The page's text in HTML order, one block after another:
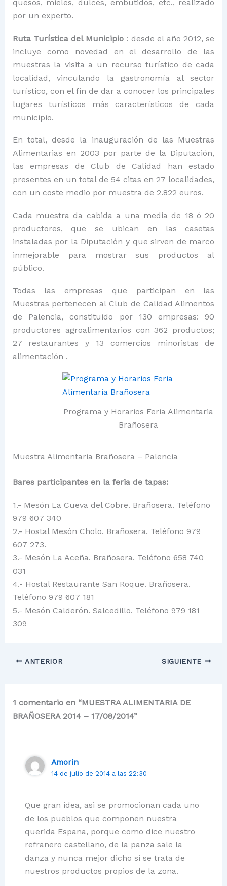
quesos, mieles, dulces, embutidos, etc., realizado
por un experto.
Ruta Turística del Municipio: desde el año 2012, se
incluye como novedad en el desarrollo de las
muestras la visita a un recurso turístico de cada
localidad, vinculando la gastronomía al sector
turístico, con el fin de dar a conocer los principales
lugares turísticos más característicos de cada
municipio.
En total, desde la inauguración de las Muestras
Alimentarias en 2003 por parte de la Diputación,
las empresas de Club de Calidad han estado
presentes en un total de 54 citas en 27 localidades,
con un coste medio por muestra de 2.822 euros.
Cada muestra da cabida a una media de 18 ó 20
productores, que se ubican en las casetas
instaladas por la Diputación y que sirven de marco
inmejorable para mostrar sus productos al
público.
Todas las empresas que participan en las
Muestras pertenecen al Club de Calidad Alimentos
de Palencia, constituido por 130 empresas: 90
productores agroalimentarios con 362 productos;
27 restaurantes y 13 comercios minoristas de
alimentación .
Programa y Horarios Feria Alimentaria
Brañosera
Muestra Alimentaria Brañosera – Palencia
Bares participantes en la feria de tapas:
1.- Mesón La Cueva del Cobre. Brañosera. Teléfono
979 607 340
2.- Hostal Mesón Cholo. Brañosera. Teléfono 979
607 273.
3.- Mesón La Aceña. Brañosera. Teléfono 658 740
031
4.- Hostal Restaurante San Roque. Brañosera.
Teléfono 979 607 181
5.- Mesón Calderón. Salcedillo. Teléfono 979 181
309
ANTERIOR SIGUIENTE
1 comentario en “MUESTRA ALIMENTARIA DE
BRAÑOSERA 2014 – 17/08/2014”
Amorin
14 de julio de 2014 a las 22:30
Que gran idea, asi se promocionan cada uno
de los pueblos que componen nuestra
querida Espana, porque como dice nuestro
refranero castellano, de la panza sale la
danza y nunca mejor dicho si se trata de
nuestros productos propios de la zona.